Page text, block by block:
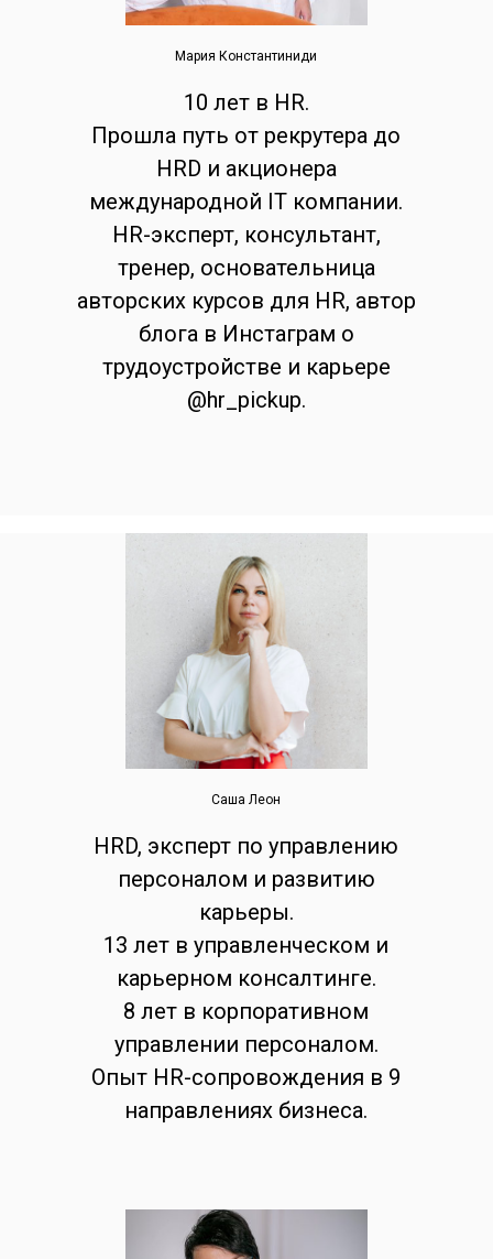
Мария Константиниди
10 лет в HR.
Прошла путь от рекрутера до
HRD и акционера
международной IT компании.
HR-эксперт, консультант,
тренер, основательница
авторских курсов для HR, автор
блога в Инстаграм о
трудоустройстве и карьере
@hr_pickup.
Cаша Леон
HRD, эксперт по управлению
персоналом и развитию
карьеры.
13 лет в управленческом и
карьерном консалтинге.
8 лет в корпоративном
управлении персоналом.
Опыт HR-сопровождения в 9
направлениях бизнеса.